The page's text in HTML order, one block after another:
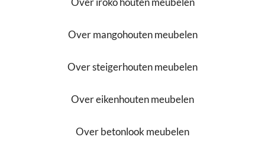
Over mangohouten meubelen
Over steigerhouten meubelen
Over eikenhouten meubelen
Over betonlook meubelen